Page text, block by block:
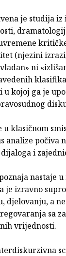
je studija
(njezini
ni
kojoj ga je
klasičnom
analize počiva
i
je izravno
djelovanju, a
sa
vrijednosti.